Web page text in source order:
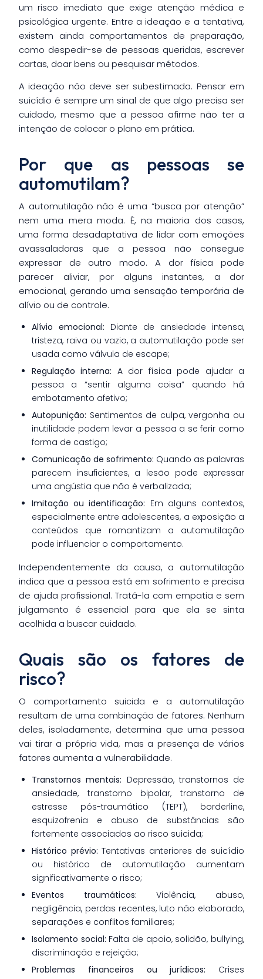
um risco imediato que exige atenção médica e
psicológica urgente. Entre a ideação e a tentativa,
existem ainda comportamentos de preparação,
como despedir-se de pessoas queridas, escrever
cartas, doar bens ou pesquisar métodos.
A ideação não deve ser subestimada. Pensar em
suicídio é sempre um sinal de que algo precisa ser
cuidado, mesmo que a pessoa afirme não ter a
intenção de colocar o plano em prática.
Por que as pessoas se
automutilam?
A automutilação não é uma “busca por atenção”
nem uma mera moda. É, na maioria dos casos,
uma forma desadaptativa de lidar com emoções
avassaladoras que a pessoa não consegue
expressar de outro modo. A dor física pode
parecer aliviar, por alguns instantes, a dor
emocional, gerando uma sensação temporária de
alívio ou de controle.
Alívio emocional: Diante de ansiedade intensa,
tristeza, raiva ou vazio, a automutilação pode ser
usada como válvula de escape;
Regulação interna: A dor física pode ajudar a
pessoa a “sentir alguma coisa” quando há
embotamento afetivo;
Autopunição: Sentimentos de culpa, vergonha ou
inutilidade podem levar a pessoa a se ferir como
forma de castigo;
Comunicação de sofrimento: Quando as palavras
parecem insuficientes, a lesão pode expressar
uma angústia que não é verbalizada;
Imitação ou identificação: Em alguns contextos,
especialmente entre adolescentes, a exposição a
conteúdos que romantizam a automutilação
pode influenciar o comportamento.
Independentemente da causa, a automutilação
indica que a pessoa está em sofrimento e precisa
de ajuda profissional. Tratá-la com empatia e sem
julgamento é essencial para que ela se sinta
acolhida a buscar cuidado.
Quais são os fatores de
risco?
O comportamento suicida e a automutilação
resultam de uma combinação de fatores. Nenhum
deles, isoladamente, determina que uma pessoa
vai tirar a própria vida, mas a presença de vários
fatores aumenta a vulnerabilidade.
Transtornos mentais: Depressão, transtornos de
ansiedade, transtorno bipolar, transtorno de
estresse pós-traumático (TEPT), borderline,
esquizofrenia e abuso de substâncias são
fortemente associados ao risco suicida;
Histórico prévio: Tentativas anteriores de suicídio
ou histórico de automutilação aumentam
significativamente o risco;
Eventos traumáticos: Violência, abuso,
negligência, perdas recentes, luto não elaborado,
separações e conflitos familiares;
Isolamento social: Falta de apoio, solidão, bullying,
discriminação e rejeição;
Problemas financeiros ou jurídicos: Crises